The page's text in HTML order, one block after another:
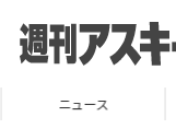
ニュース